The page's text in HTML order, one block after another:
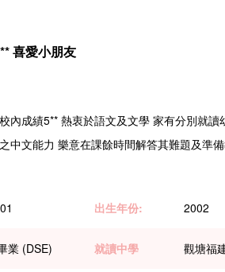
喜愛小朋友
內成績5** 熱衷於語文及文學 家有分別就
中文能力 樂意在課餘時間解答其難題及準
出生年份: 2002
業 (DSE) 就讀中學 觀塘福